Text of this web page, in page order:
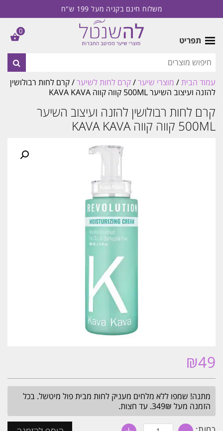
משלוח חינם בקניה מעל 199 ש"ח
תפריט
עמוד הבית/ מוצרי שיער/קרם לחות לשיער/ קרם לחות רבולושין
להזנה ועיצוב השיער 500ML קווה קווה KAVA KAVA
קרם לחות רבולושין להזנה ועיצוב השיער
500ML קווה קווה KAVA KAVA
₪49
מתנה! שמפו ללא מלחים מעניק לחות מבית פול מיטשל. בכל
הזמנה מעל 349₪. עד חצות.
כמות
0